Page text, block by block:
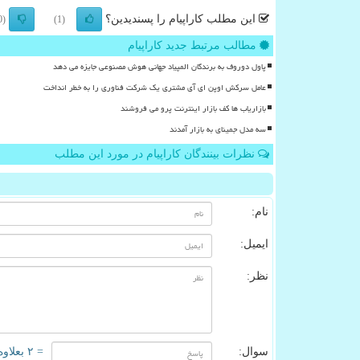
این مطلب کاراپیام را پسندیدین؟ (1)
(0)
مطالب مرتبط جدید کاراپیام
پاول دوروف به برندگان المپیاد جهانی هوش مصنوعی جایزه می دهد
عامل سرکش اوپن ای آی مشتری یک شرکت فناوری را به خطر انداخت
بازاریاب ها کف بازار اینترنت پرو می فروشند
سه مدل جمینای به بازار آمدند
نظرات بینندگان کاراپیام در مورد این مطلب
نام:
ایمیل:
نظر:
سوال: = ۲ بعلاوه ۲